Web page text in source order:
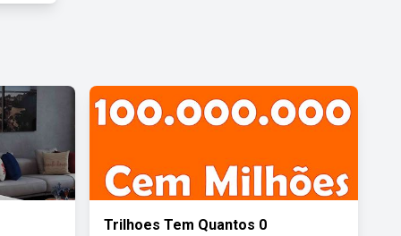
Trilhoes Tem Quantos 0